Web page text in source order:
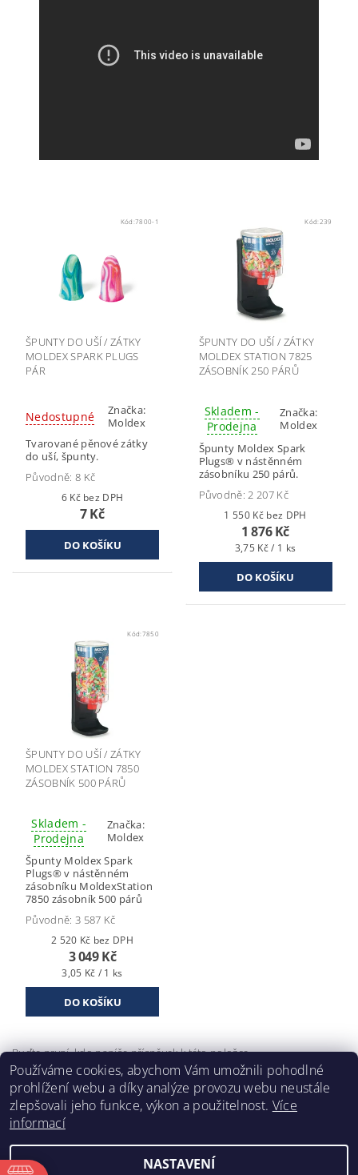
Kód:7800-1
ŠPUNTY DO UŠÍ / ZÁTKY
MOLDEX SPARK PLUGS
PÁR
Nedostupné
Značka:
Moldex
Tvarované pěnové zátky
do uší, špunty.
Původně: 8 Kč
6 Kč bez DPH
7 Kč
Kód: 239
ŠPUNTY DO UŠÍ / ZÁTKY
MOLDEX STATION 7825
ZÁSOBNÍK 250 PÁRŮ
Skladem -
Prodejna
Značka:
Moldex
Špunty Moldex Spark
Plugs® v nástěnném
zásobníku 250 párů.
Původně:2 207 Kč
1 550 Kč bez DPH
1 876 Kč
3,75 Kč / 1 ks
Kód:7850
ŠPUNTY DO UŠÍ / ZÁTKY
MOLDEX STATION 7850
ZÁSOBNÍK 500 PÁRŮ
Skladem -
Prodejna
Značka:
Moldex
Špunty Moldex Spark
Plugs® v nástěnném
zásobníku MoldexStation
7850 zásobník 500 párů
Původně: 3 587 Kč
2 520 Kč bez DPH
3 049 Kč
3,05 Kč / 1 ks
Buďte první, kdo napíše příspěvek k této položce.
Přidat komentář
Používáme cookies, abychom Vám umožnili pohodlné
prohlížení webu a díky analýze provozu webu neustále
zlepšovali jeho funkce, výkon a použitelnost. Více
informací
NASTAVENÍ